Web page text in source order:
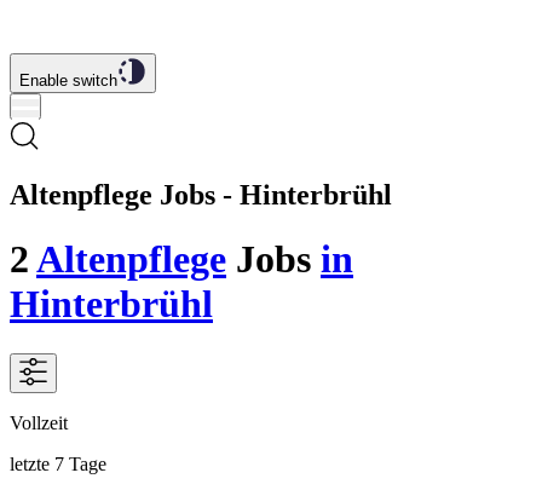
Enable switch
Altenpflege Jobs - Hinterbrühl
2Altenpflege Jobs in
Hinterbrühl
Vollzeit
letzte 7 Tage